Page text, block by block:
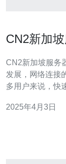
CN2新加
CN2新加坡服务器：加
发展，网络连接
多用户来说，快
器作为一种高效
2025年4月3日